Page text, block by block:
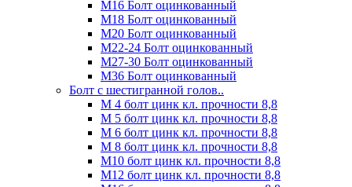
М16 Болт оцинкованный
М18 Болт оцинкованный
М20 Болт оцинкованный
М22-24 Болт оцинкованный
М27-30 Болт оцинкованный
М36 Болт оцинкованный
Болт с шестигранной голов..
М 4 болт цинк кл. прочности 8,8
М 5 болт цинк кл. прочности 8,8
М 6 болт цинк кл. прочности 8,8
М 8 болт цинк кл. прочности 8,8
М10 болт цинк кл. прочности 8,8
М12 болт цинк кл. прочности 8,8